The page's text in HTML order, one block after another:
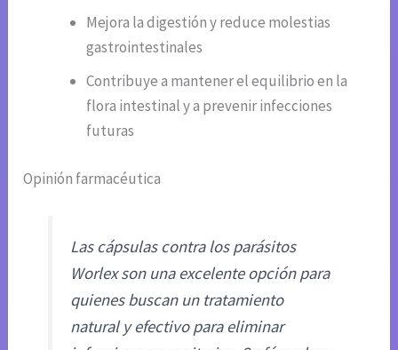
Mejora la digestión y reduce molestias
gastrointestinales
Contribuye a mantener el equilibrio en la
flora intestinal y a prevenir infecciones
futuras
Opinión farmacéutica
Las cápsulas contra los parásitos
Worlex son una excelente opción para
quienes buscan un tratamiento
natural y efectivo para eliminar